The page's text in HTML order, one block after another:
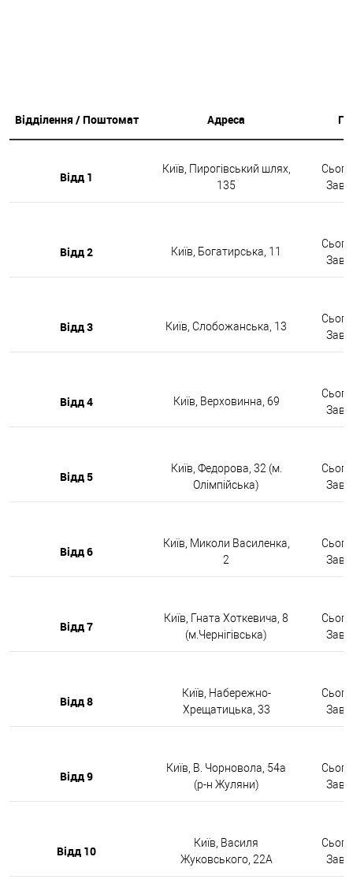
Відділення / Поштомат Адреса
Відд 1
Київ, Пирогівський шлях,
135
Відд 2 Київ, Богатирська, 11
Відд 3 Київ, Слобожанська, 13
Відд 4 Київ, Верховинна, 69
Відд 5
Київ, Федорова, 32 (м.
Олімпійська)
Відд 6
Київ, Миколи Василенка,
2
Відд 7
Київ, Гната Хоткевича, 8
(м.Чернігівська)
Відд 8
Київ, Набережно-
Хрещатицька, 33
Відд 9
Київ, В. Чорновола, 54а
(р-н Жуляни)
Відд 10
Київ, Василя
Жуковського, 22А